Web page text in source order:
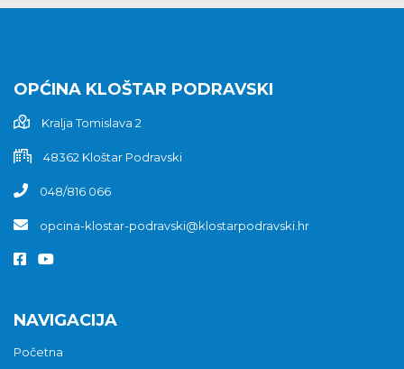
OPĆINA KLOŠTAR PODRAVSKI
Kralja Tomislava 2
48362 Kloštar Podravski
048/816 066
opcina-klostar-podravski@klostarpodravski.hr
NAVIGACIJA
Početna